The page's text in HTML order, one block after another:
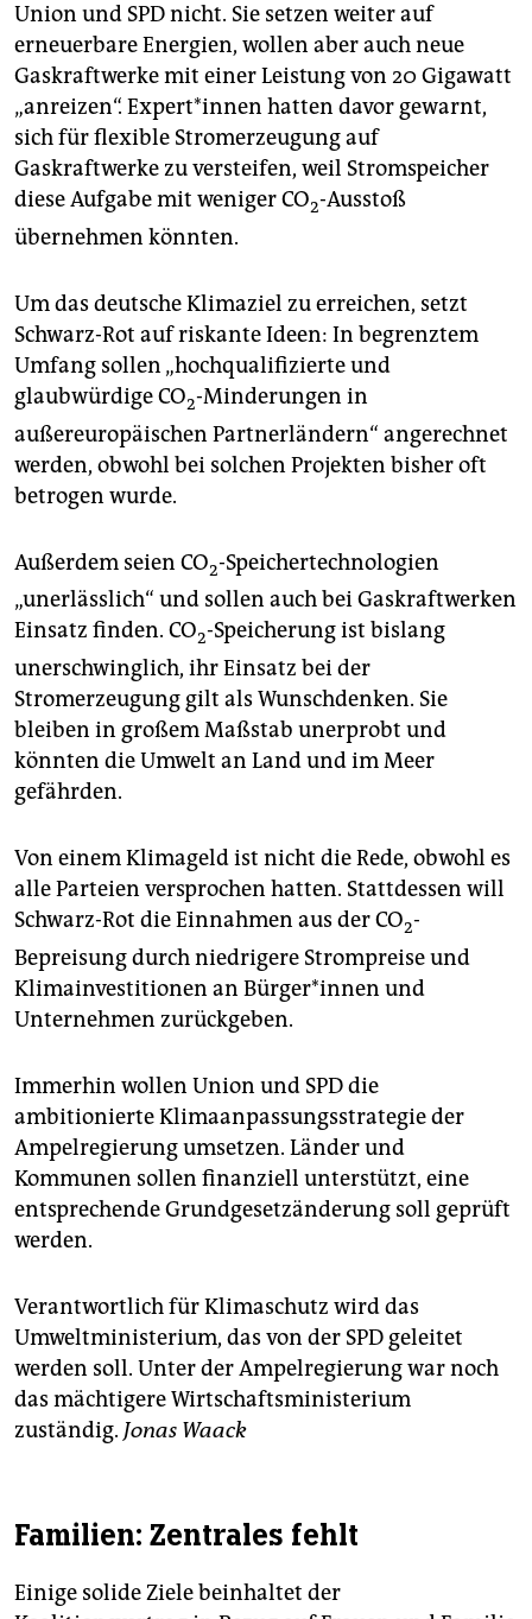
Union und SPD nicht. Sie setzen weiter auf
erneuerbare Energien, wollen aber auch neue
Gaskraftwerke mit einer Leistung von 20 Gigawatt
„anreizen“. Ex­per­t*in­nen hatten davor gewarnt,
sich für flexible Stromerzeugung auf
Gaskraftwerke zu versteifen, weil Stromspeicher
diese Aufgabe mit weniger CO2-Ausstoß
übernehmen könnten.
Um das deutsche Klimaziel zu erreichen, setzt
Schwarz-Rot auf riskante Ideen: In begrenztem
Umfang sollen „hochqualifizierte und
glaubwürdige CO2-Minderungen in
außereuropäischen Partnerländern“ angerechnet
werden, obwohl bei solchen Projekten bisher oft
betrogen wurde.
Außerdem seien CO2-Speichertechnologien
„unerlässlich“ und sollen auch bei Gaskraftwerken
Einsatz finden. CO2-Speicherung ist bislang
unerschwinglich, ihr Einsatz bei der
Stromerzeugung gilt als Wunschdenken. Sie
bleiben in großem Maßstab unerprobt und
könnten die Umwelt an Land und im Meer
gefährden.
Von einem Klimageld ist nicht die Rede, obwohl es
alle Parteien versprochen hatten. Stattdessen will
Schwarz-Rot die Einnahmen aus der CO2-
Bepreisung durch niedrigere Strompreise und
Klimainvestitionen an Bür­ge­r*in­nen und
Unternehmen zurückgeben.
Immerhin wollen Union und SPD die
ambitionierte Klimaanpassungsstrategie der
Ampelregierung umsetzen. Länder und
Kommunen sollen finanziell unterstützt, eine
entsprechende Grundgesetzänderung soll geprüft
werden.
Verantwortlich für Klimaschutz wird das
Umweltministerium, das von der SPD geleitet
werden soll. Unter der Ampelregierung war noch
das mächtigere Wirtschaftsministerium
zuständig. Jonas Waack
Familien: Zentrales fehlt
Einige solide Ziele beinhaltet der